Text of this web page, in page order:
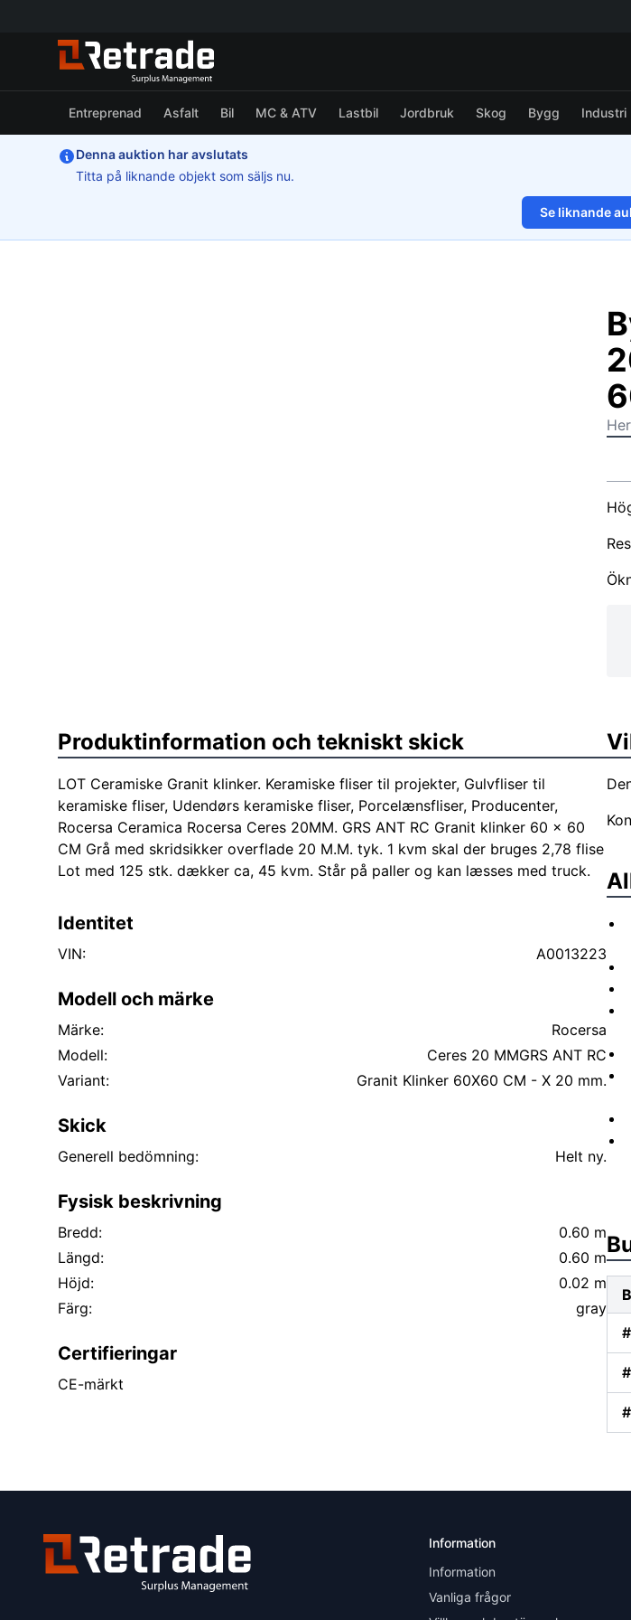
Entreprenad Asfalt Bil MC & ATV Lastbil Jordbruk Skog Bygg Industri
Denna auktion har avslutats
Titta på liknande objekt som säljs nu.
Se liknande
1/10
Produktinformation och tekniskt skick
LOT Ceramiske Granit klinker. Keramiske fliser til projekter, Gulvfliser til
keramiske fliser, Udendørs keramiske fliser, Porcelænsfliser, Producenter,
Rocersa Ceramica Rocersa Ceres 20MM. GRS ANT RC Granit klinker 60 x 60
CM Grå med skridsikker overflade 20 M.M. tyk. 1 kvm skal der bruges 2,78 flise
Lot med 125 stk. dækker ca, 45 kvm. Står på paller og kan læsses med truck.
Identitet
VIN: A0013223
Modell och märke
Märke:
Rocersa
Modell:
Ceres 20 MMGRS ANT RC
Variant:
Granit Klinker 60X60 CM - X 20 mm.
Skick
Generell bedömning: Helt ny.
Fysisk beskrivning
Bredd:
0.60 m
Längd:
0.60 m
Höjd:
0.02 m
Färg:
gray
Certifieringar
CE-märkt
Information
Information
Vanliga frågor